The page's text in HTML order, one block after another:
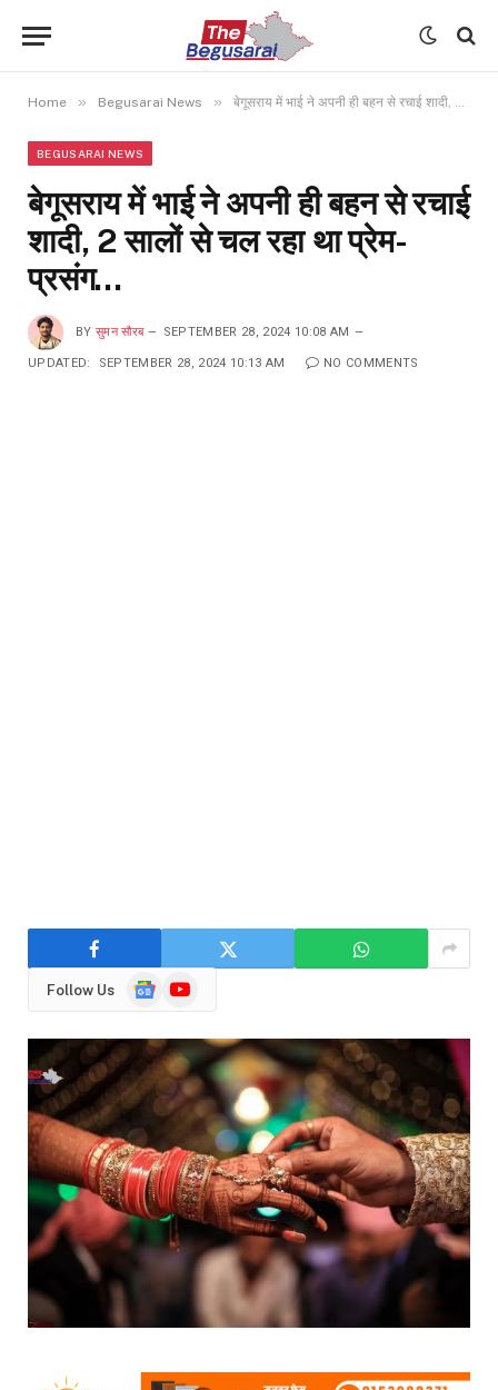
Home » Begusarai News » बेगूसराय में भाई ने अपनी ही बहन से रचाई शादी, 2 सालों से चल रहा था प्रेम-प्रसंग…
BEGUSARAI NEWS
बेगूसराय में भाई ने अपनी ही बहन से रचाई
शादी, 2 सालों से चल रहा था प्रेम-
प्रसंग…
BY सुमन सौरब SEPTEMBER 28, 2024 10:08 AM
UPDATED: SEPTEMBER 28, 2024 10:13 AM NO COMMENTS
Follow Us
GoogleYouTube